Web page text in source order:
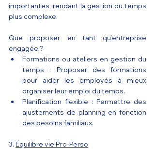
importantes, rendant la gestion du temps
plus complexe.
Que proposer en tant qu’entreprise
engagée ?
Formations ou ateliers en gestion du
temps : Proposer des formations
pour aider les employés à mieux
organiser leur emploi du temps.
Planification flexible : Permettre des
ajustements de planning en fonction
des besoins familiaux.
3. Équilibre vie Pro-Perso